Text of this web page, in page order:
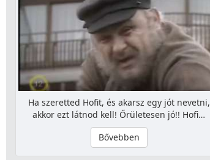
Ha szeretted Hofit, és akarsz egy jót nevetni,
akkor ezt látnod kell! Őrületesen jó!! Hofi…
Bővebben